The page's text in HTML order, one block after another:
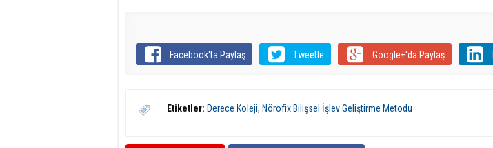
Facebook'ta Paylaş Tweetle Google+'da Paylaş
Etiketler: Derece Koleji, Nörofix Bilişsel İşlev Geliştirme Metodu